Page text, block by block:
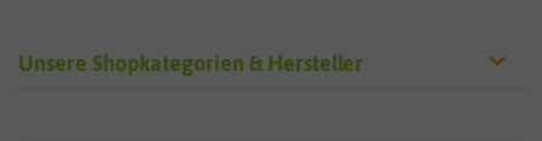
Unsere Shopkategorien & Hersteller